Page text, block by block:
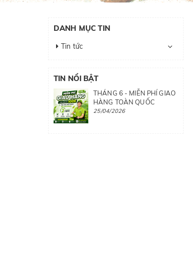
DANH MỤC TIN
Tin tức
TIN NỔI BẬT
THÁNG 6 - MIỄN PHÍ GIAO
HÀNG TOÀN QUỐC
25/04/2026